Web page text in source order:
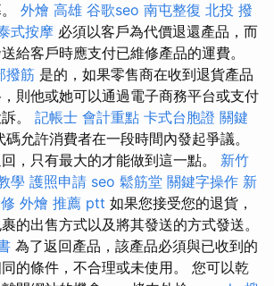
外燴 高雄 谷歌seo 南屯整復 北投 撥
式按摩 必須以客戶為代價退還產品，而
給客戶時應支付已維修產品的運費。
撥筋 是的，如果零售商在收到退貨產品
則他或她可以通過電子商務平台或支付
。 記帳士 會計重點 卡式台胞證 關鍵
允許消費者在一段時間內發起爭議。
，只有最大的才能做到這一點。 新竹
學 護照申請 seo 鬆筋堂 關鍵字操作 新
外燴 推薦 ptt 如果您接受您的退貨，
的出售方式以及將其發送的方式發送。
為了返回產品，該產品必須與已收到的
的條件，不合理或未使用。 您可以乾